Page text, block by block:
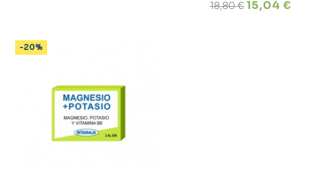
18,80 €15,04 €
-20%